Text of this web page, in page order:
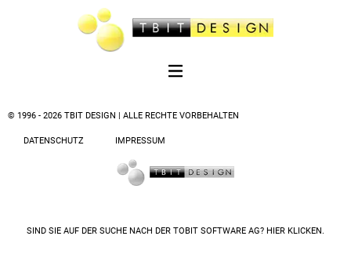
© 1996 - 2026 TBIT DESIGN | ALLE RECHTE VORBEHALTEN
DATENSCHUTZ IMPRESSUM
SIND SIE AUF DER SUCHE NACH DER TOBIT SOFTWARE AG? HIER KLICKEN.